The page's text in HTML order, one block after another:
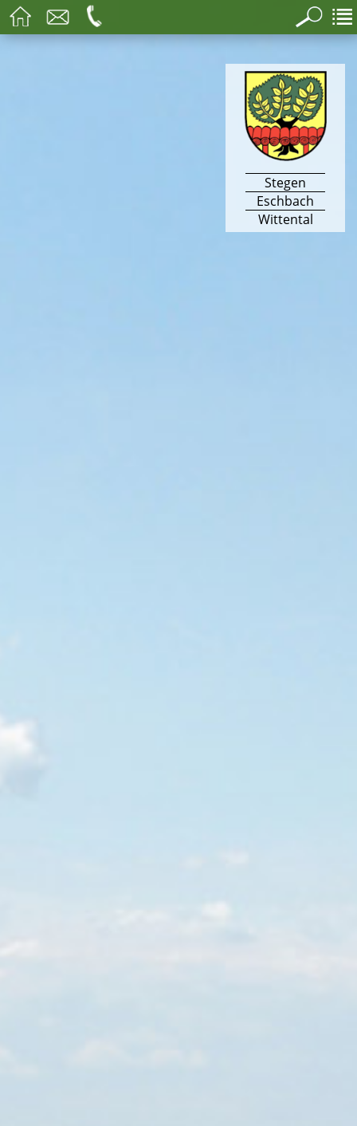
Stegen
Eschbach
Wittental